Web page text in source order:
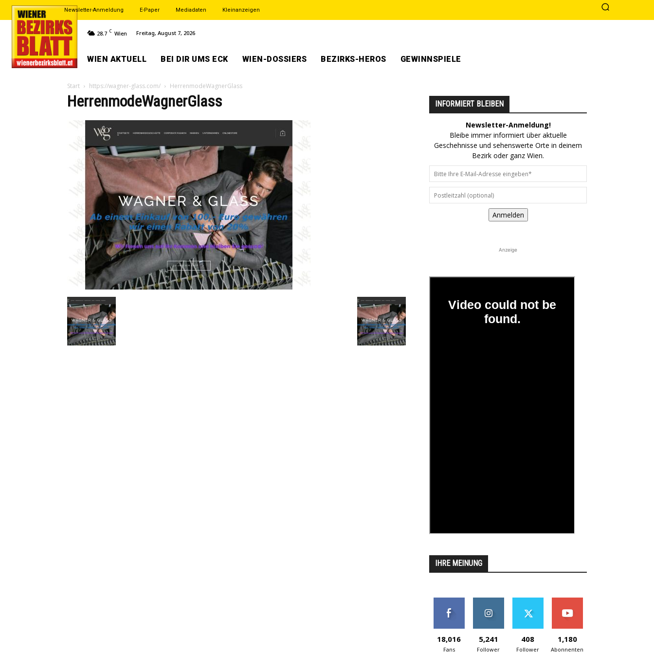
Newsletter-Anmeldung E-Paper Mediadaten Kleinanzeigen
28.7 C Wien Freitag, August 7, 2026
WIEN AKTUELL BEI DIR UMS ECK WIEN-DOSSIERS BEZIRKS-HEROS GEWINNSPIELE
Start https://wagner-glass.com/ HerrenmodeWagnerGlass
HerrenmodeWagnerGlass INFORMIERT BLEIBEN
Newsletter-Anmeldung!
Bleibe immer informiert über aktuelle
Geschehnisse und sehenswerte Orte in deinem
Bezirk oder ganz Wien.
Anmelden
Anzeige
IHRE MEINUNG
18,016
Fans
5,241
Follower
408
Follower
1,180
Abonnenten